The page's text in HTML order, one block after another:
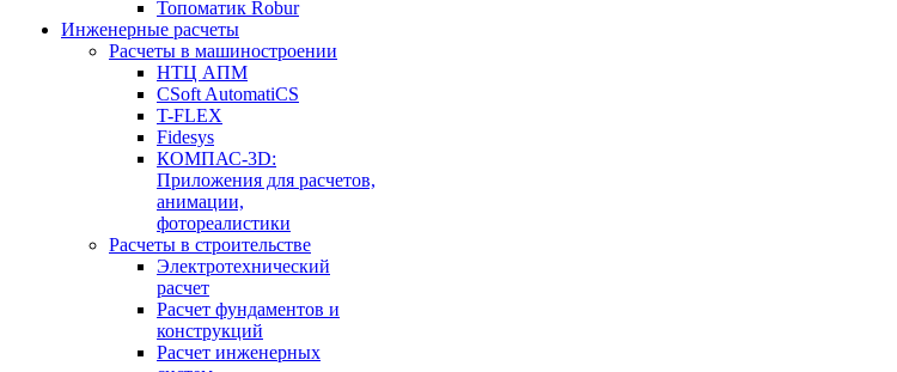
Топоматик Robur
Инженерные расчеты
Расчеты в машиностроении
НТЦ АПМ
CSoft AutomatiCS
T-FLEX
Fidesys
КОМПАС-3D:
Приложения для расчетов,
анимации,
фотореалистики
Расчеты в строительстве
Электротехнический
расчет
Расчет фундаментов и
конструкций
Расчет инженерных